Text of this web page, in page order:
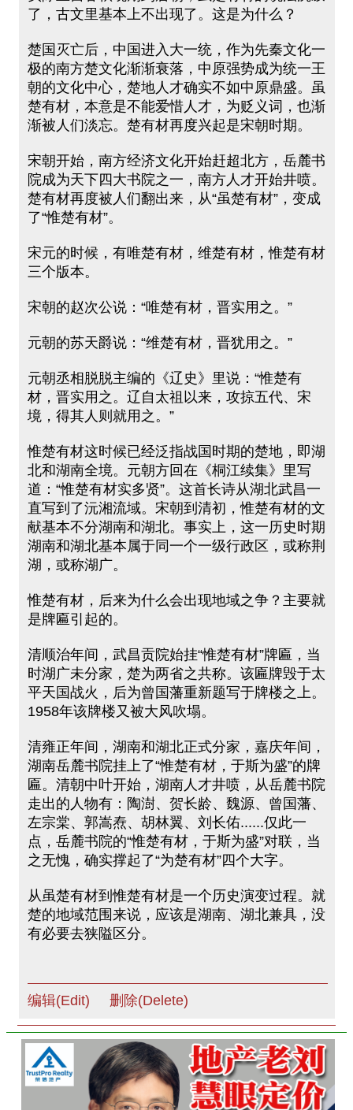
了，古文里基本上不出现了。这是为什么？
楚国灭亡后，中国进入大一统，作为先秦文化一
极的南方楚文化渐渐衰落，中原强势成为统一王
朝的文化中心，楚地人才确实不如中原鼎盛。虽
楚有材，本意是不能爱惜人才，为贬义词，也渐
渐被人们淡忘。楚有材再度兴起是宋朝时期。
宋朝开始，南方经济文化开始赶超北方，岳麓书
院成为天下四大书院之一，南方人才开始井喷。
楚有材再度被人们翻出来，从“虽楚有材”，变成
了“惟楚有材”。
宋元的时候，有唯楚有材，维楚有材，惟楚有材
三个版本。
宋朝的赵次公说：“唯楚有材，晋实用之。”
元朝的苏天爵说：“维楚有材，晋犹用之。”
元朝丞相脱脱主编的《辽史》里说：“惟楚有
材，晋实用之。辽自太祖以来，攻掠五代、宋
境，得其人则就用之。”
惟楚有材这时候已经泛指战国时期的楚地，即湖
北和湖南全境。元朝方回在《桐江续集》里写
道：“惟楚有材实多贤”。这首长诗从湖北武昌一
直写到了沅湘流域。宋朝到清初，惟楚有材的文
献基本不分湖南和湖北。事实上，这一历史时期
湖南和湖北基本属于同一个一级行政区，或称荆
湖，或称湖广。
惟楚有材，后来为什么会出现地域之争？主要就
是牌匾引起的。
清顺治年间，武昌贡院始挂“惟楚有材”牌匾，当
时湖广未分家，楚为两省之共称。该匾牌毁于太
平天国战火，后为曾国藩重新题写于牌楼之上。
1958年该牌楼又被大风吹塌。
清雍正年间，湖南和湖北正式分家，嘉庆年间，
湖南岳麓书院挂上了“惟楚有材，于斯为盛”的牌
匾。清朝中叶开始，湖南人才井喷，从岳麓书院
走出的人物有：陶澍、贺长龄、魏源、曾国藩、
左宗棠、郭嵩焘、胡林翼、刘长佑......仅此一
点，岳麓书院的“惟楚有材，于斯为盛”对联，当
之无愧，确实撑起了“为楚有材”四个大字。
从虽楚有材到惟楚有材是一个历史演变过程。就
楚的地域范围来说，应该是湖南、湖北兼具，没
有必要去狭隘区分。
编辑(Edit) 删除(Delete)